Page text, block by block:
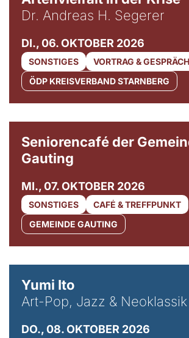
Dr. Andreas H. Segerer
DI., 06. OKTOBER 2026
SONSTIGES
VORTRAG & GESPRÄCH
ÖDP KREISVERBAND STARNBERG
Seniorencafé der
Gauting
MI., 07. OKTOBER 2026
SONSTIGES
CAFÉ & TREFFPUNKT
GEMEINDE GAUTING
Yumi Ito
Art-Pop, Jazz & Neoklassik
DO., 08. OKTOBER 2026